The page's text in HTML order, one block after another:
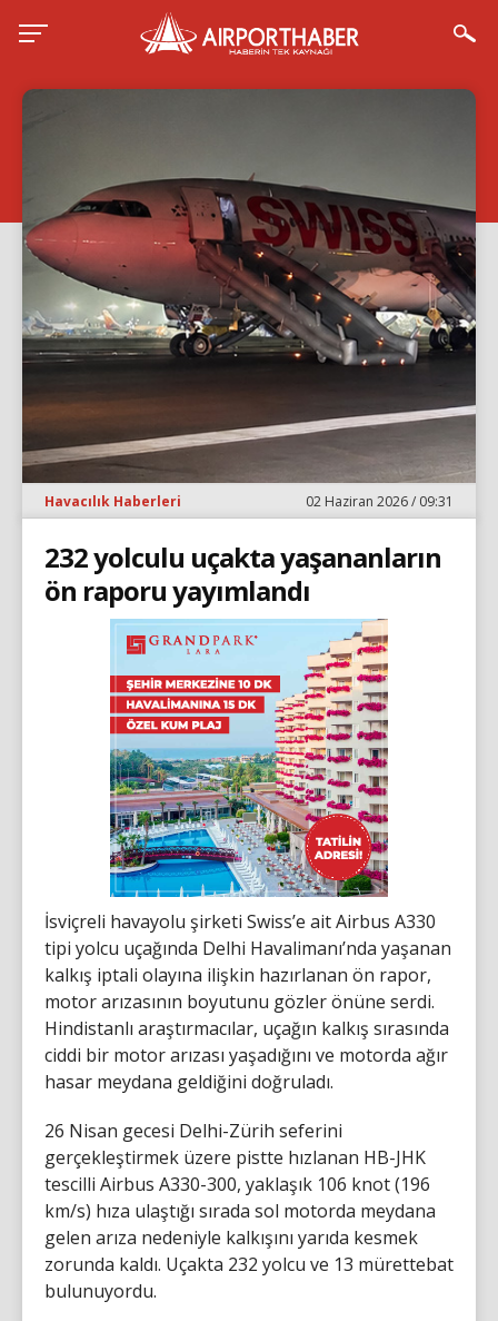
Havacılık Haberleri 02 Haziran 2026 / 09:31
232 yolculu uçakta yaşananların
ön raporu yayımlandı
İsviçreli havayolu şirketi Swiss’e ait Airbus A330
tipi yolcu uçağında Delhi Havalimanı’nda yaşanan
kalkış iptali olayına ilişkin hazırlanan ön rapor,
motor arızasının boyutunu gözler önüne serdi.
Hindistanlı araştırmacılar, uçağın kalkış sırasında
ciddi bir motor arızası yaşadığını ve motorda ağır
hasar meydana geldiğini doğruladı.
26 Nisan gecesi Delhi-Zürih seferini
gerçekleştirmek üzere pistte hızlanan HB-JHK
tescilli Airbus A330-300, yaklaşık 106 knot (196
km/s) hıza ulaştığı sırada sol motorda meydana
gelen arıza nedeniyle kalkışını yarıda kesmek
zorunda kaldı. Uçakta 232 yolcu ve 13 mürettebat
bulunuyordu.